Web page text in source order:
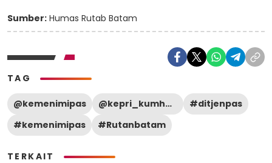
Sumber: Humas Rutab Batam
TAG
@kemenimipas @kepri_kumham
#ditjenpas
#kemenimipas
#Rutanbatam
TERKAIT